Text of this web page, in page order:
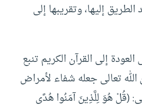
إليها، وتقريبها إلى
إلى القرآن الكريم تنبع
الله تعالى جعله شفاء لأمراض
(قُلْ هُوَ لِلَّذِينَ آمَنُوا هُدًى